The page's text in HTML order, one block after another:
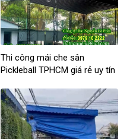
Thi công mái che sân
Pickleball TPHCM giá rẻ uy tín